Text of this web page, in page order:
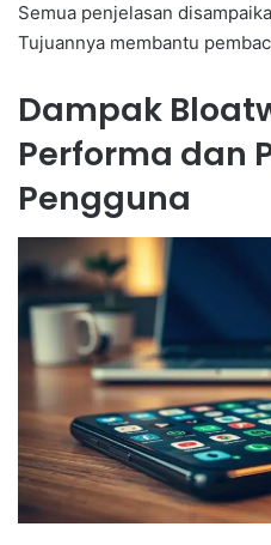
Semua penjelasan
Tujuannya membantu
Dampak
Performa dan
Pengguna